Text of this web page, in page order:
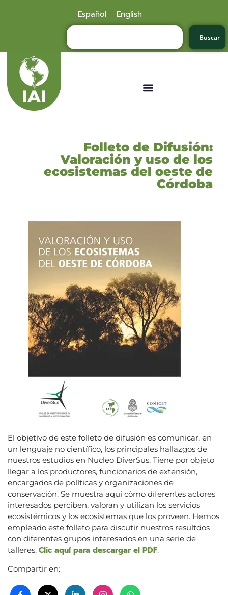
Español English
Buscar
Folleto de Difusión:
Valoración y uso de los
ecosistemas del oeste de
Córdoba
El objetivo de este folleto de difusión es comunicar, en
un lenguaje no científico, los principales hallazgos de
nuestros estudios en Nucleo DiverSus. Tiene por objeto
llegar a los productores, funcionarios de extensión,
encargados de políticas y organizaciones de
conservación. Se muestra aquí cómo diferentes actores
interesados perciben, valoran y utilizan los servicios
ecosistémicos y los ecosistemas que los proveen. Hemos
empleado este folleto para discutir nuestros resultdos
con diferentes grupos interesados en una serie de
talleres. Clic aquí para descargar el PDF.
Compartir en: